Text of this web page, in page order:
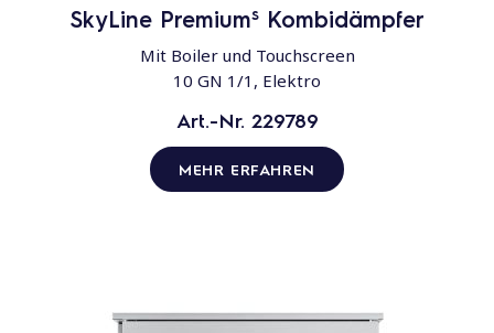
SkyLine Premiums Kombidämpfer
Mit Boiler und Touchscreen
10 GN 1/1, Elektro
Art.-Nr. 229789
MEHR ERFAHREN